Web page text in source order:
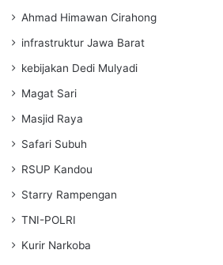
Ahmad Himawan Cirahong
infrastruktur Jawa Barat
kebijakan Dedi Mulyadi
Magat Sari
Masjid Raya
Safari Subuh
RSUP Kandou
Starry Rampengan
TNI-POLRI
Kurir Narkoba